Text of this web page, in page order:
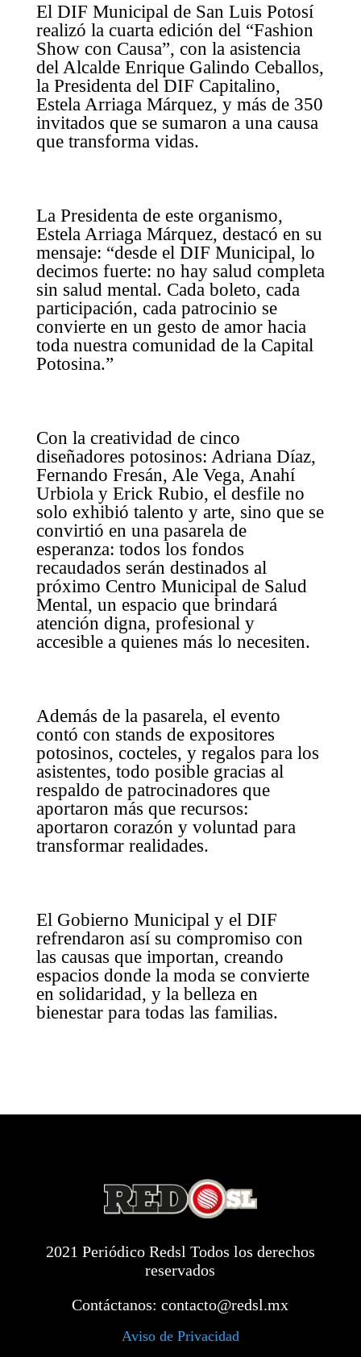
El DIF Municipal de San Luis Potosí
realizó la cuarta edición del “Fashion
Show con Causa”, con la asistencia
del Alcalde Enrique Galindo Ceballos,
la Presidenta del DIF Capitalino,
Estela Arriaga Márquez, y más de 350
invitados que se sumaron a una causa
que transforma vidas.
La Presidenta de este organismo,
Estela Arriaga Márquez, destacó en su
mensaje: “desde el DIF Municipal, lo
decimos fuerte: no hay salud completa
sin salud mental. Cada boleto, cada
participación, cada patrocinio se
convierte en un gesto de amor hacia
toda nuestra comunidad de la Capital
Potosina.”
Con la creatividad de cinco
diseñadores potosinos: Adriana Díaz,
Fernando Fresán, Ale Vega, Anahí
Urbiola y Erick Rubio, el desfile no
solo exhibió talento y arte, sino que se
convirtió en una pasarela de
esperanza: todos los fondos
recaudados serán destinados al
próximo Centro Municipal de Salud
Mental, un espacio que brindará
atención digna, profesional y
accesible a quienes más lo necesiten.
Además de la pasarela, el evento
contó con stands de expositores
potosinos, cocteles, y regalos para los
asistentes, todo posible gracias al
respaldo de patrocinadores que
aportaron más que recursos:
aportaron corazón y voluntad para
transformar realidades.
El Gobierno Municipal y el DIF
refrendaron así su compromiso con
las causas que importan, creando
espacios donde la moda se convierte
en solidaridad, y la belleza en
bienestar para todas las familias.
2021 Periódico Redsl Todos los derechos
reservados
Contáctanos:contacto@redsl.mx
Aviso de Privacidad